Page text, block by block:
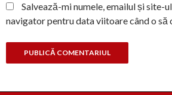
Salvează-mi numele, emailul și site-
navigator pentru data viitoare când o să